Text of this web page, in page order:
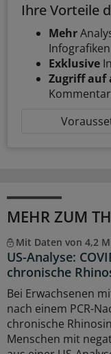
Ihre Vorteile
Mehr
Infografiken
Exklusive
Zugriff auf
MEHR ZUM
Mit Daten von 4,2
US-Analyse:
chronische
Bei Erwachsenen
nach einem PCR-
chronische
Menschen mit